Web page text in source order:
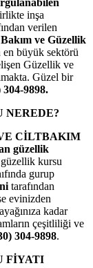
inşa
verilen
ve Güzellik
en büyük sektörü
Güzellik ve
Güzel bir
304-9898.
NEREDE?
CİLTBAKIM
güzellik
kursu
gurup
tarafından
evinizden
kadar
çeşitliliği ve
304-9898.
FİYATI